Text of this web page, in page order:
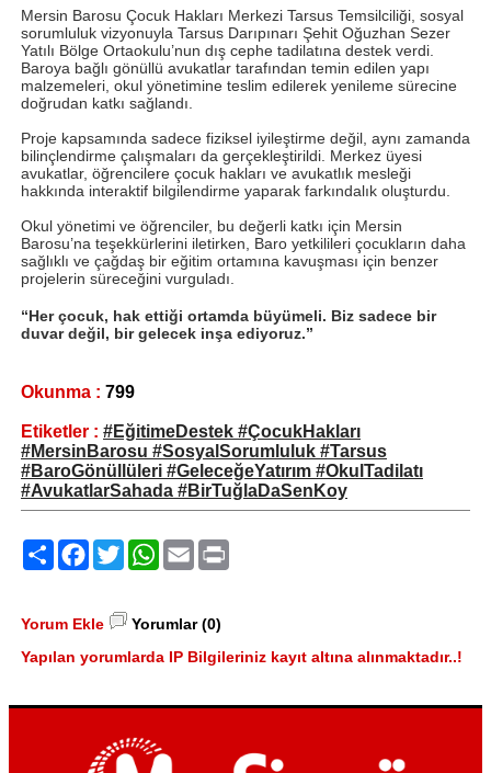
Mersin Barosu Çocuk Hakları Merkezi Tarsus Temsilciliği, sosyal
sorumluluk vizyonuyla Tarsus Darıpınarı Şehit Oğuzhan Sezer
Yatılı Bölge Ortaokulu’nun dış cephe tadilatına destek verdi.
Baroya bağlı gönüllü avukatlar tarafından temin edilen yapı
malzemeleri, okul yönetimine teslim edilerek yenileme sürecine
doğrudan katkı sağlandı.
Proje kapsamında sadece fiziksel iyileştirme değil, aynı zamanda
bilinçlendirme çalışmaları da gerçekleştirildi. Merkez üyesi
avukatlar, öğrencilere çocuk hakları ve avukatlık mesleği
hakkında interaktif bilgilendirme yaparak farkındalık oluşturdu.
Okul yönetimi ve öğrenciler, bu değerli katkı için Mersin
Barosu’na teşekkürlerini iletirken, Baro yetkilileri çocukların daha
sağlıklı ve çağdaş bir eğitim ortamına kavuşması için benzer
projelerin süreceğini vurguladı.
“Her çocuk, hak ettiği ortamda büyümeli. Biz sadece bir
duvar değil, bir gelecek inşa ediyoruz.”
Okunma : 799
Etiketler : #EğitimeDestek #ÇocukHakları
#MersinBarosu #SosyalSorumluluk #Tarsus
#BaroGönüllüleri #GeleceğeYatırım #OkulTadilatı
#AvukatlarSahada #BirTuğlaDaSenKoy
PaylaşFacebook
TwitterWhatsApp
Email
Yorum Ekle
Yorumlar (0)
Yapılan yorumlarda IP Bilgileriniz kayıt altına alınmaktadır..!